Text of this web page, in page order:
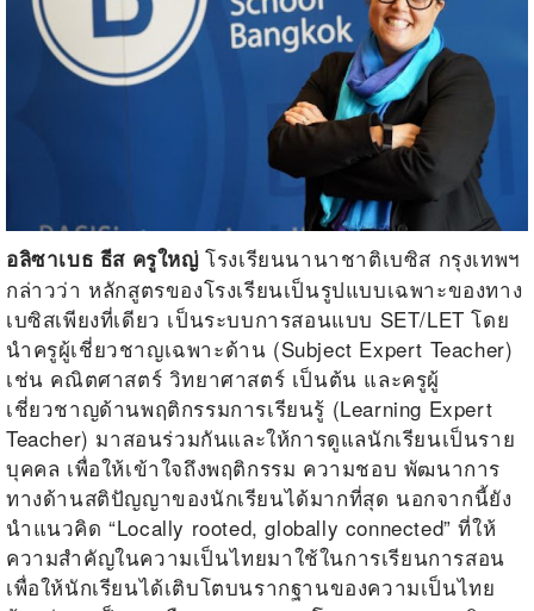
อลิซาเบธ ธีส ครูใหญ่โรงเรียนนานาชาติเบซิส กรุงเทพฯ
กล่าวว่า หลักสูตรของโรงเรียนเป็นรูปแบบเฉพาะของทาง
เบซิสเพียงที่เดียว เป็นระบบการสอนแบบ SET/LET โดย
นำครูผู้เชี่ยวชาญเฉพาะด้าน (Subject Expert Teacher)
เช่น คณิตศาสตร์ วิทยาศาสตร์ เป็นต้น และครูผู้
เชี่ยวชาญด้านพฤติกรรมการเรียนรู้ (Learning Expert
Teacher) มาสอนร่วมกันและให้การดูแลนักเรียนเป็นราย
บุคคล เพื่อให้เข้าใจถึงพฤติกรรม ความชอบ พัฒนาการ
ทางด้านสติปัญญาของนักเรียนได้มากที่สุด นอกจากนี้ยัง
นำแนวคิด “Locally rooted, globally connected” ที่ให้
ความสำคัญในความเป็นไทยมาใช้ในการเรียนการสอน
เพื่อให้นักเรียนได้เติบโตบนรากฐานของความเป็นไทย